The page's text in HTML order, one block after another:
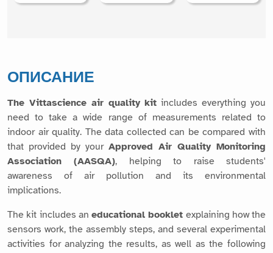
ОПИСАНИЕ
The Vittascience air quality kit includes everything you
need to take a wide range of measurements related to
indoor air quality. The data collected can be compared with
that provided by your Approved Air Quality Monitoring
Association (AASQA), helping to raise students'
awareness of air pollution and its environmental
implications.
The kit includes an educational booklet explaining how the
sensors work, the assembly steps, and several experimental
activities for analyzing the results, as well as the following